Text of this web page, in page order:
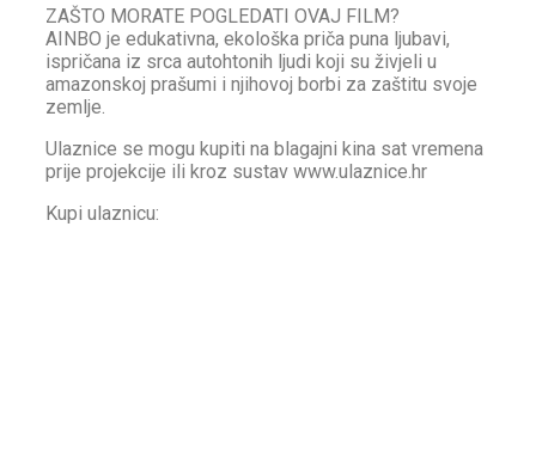
ZAŠTO MORATE POGLEDATI OVAJ FILM?
AINBO je edukativna, ekološka priča puna ljubavi,
ispričana iz srca autohtonih ljudi koji su živjeli u
amazonskoj prašumi i njihovoj borbi za zaštitu svoje
zemlje.
Ulaznice se mogu kupiti na blagajni kina sat vremena
prije projekcije ili kroz sustav www.ulaznice.hr
Kupi ulaznicu: